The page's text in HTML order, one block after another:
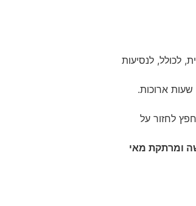
לכולל, לנסיעות
שעות ארוכות.
לחזור על
נגישה ומרתקת מאי